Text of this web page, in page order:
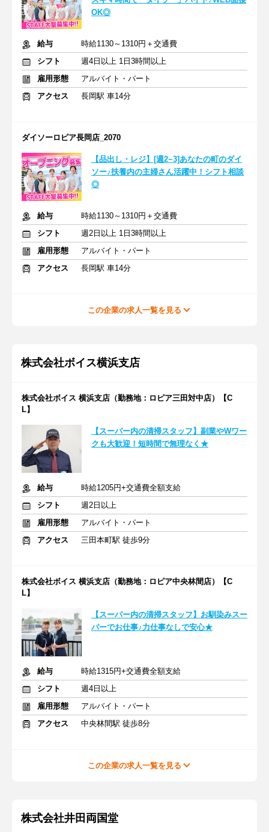
OK◎
給与
時給1130～1310円＋交通費
シフト
週4日以上 1日3時間以上
雇用形態
アルバイト・パート
アクセス
長岡駅 車14分
ダイソーロピア長岡店_2070
【品出し・レジ】[週2~3]あなたの町のダイ
ソー♪扶養内の主婦さん活躍中！シフト相談
◎
給与
時給1130～1310円＋交通費
シフト
週2日以上 1日3時間以上
雇用形態
アルバイト・パート
アクセス
長岡駅 車14分
この企業の求人一覧を見る
株式会社ボイス横浜支店
株式会社ボイス 横浜支店（勤務地：ロピア三田対中店）【C
L】
【スーパー内の清掃スタッフ】副業やWワー
クも大歓迎！短時間で無理なく★
給与
時給1205円+交通費全額支給
シフト
週2日以上
雇用形態
アルバイト・パート
アクセス
三田本町駅 徒歩9分
株式会社ボイス 横浜支店（勤務地：ロピア中央林間店）【C
L】
【スーパー内の清掃スタッフ】お馴染みスー
パーでお仕事♪力仕事なしで安心★
給与
時給1315円+交通費全額支給
シフト
週4日以上
雇用形態
アルバイト・パート
アクセス
中央林間駅 徒歩8分
この企業の求人一覧を見る
株式会社井田両国堂